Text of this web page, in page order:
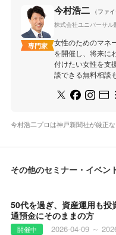
専門家
今村浩二
（ファ
株式会社ユニバーサル
女性のためのマネ
を開催し、将来に
付けたい女性を支
談できる無料相談
今村浩二プロは神戸新聞社が厳正
その他のセミナー・イベン
50代を過ぎ、資産運用も投
通預金にそのままの方
開催中 2026-04-09 ～